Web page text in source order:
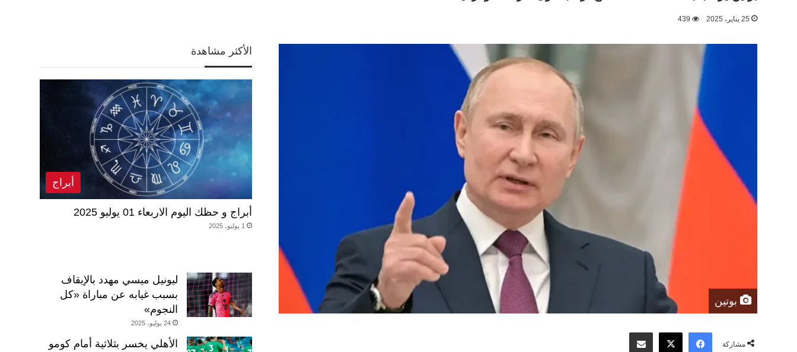
25 يناير، 2025 439
بوتين
مشاركة
فيسبوك
‫X مشاركة عبر البريد
الأكثر مشاهدة
أبراج
أبراج و حظك اليوم الاربعاء 01 يوليو 2025
1 يوليو، 2025
ليونيل ميسي مهدد بالإيقاف
بسبب غيابه عن مباراة «كل
النجوم»
24 يوليو، 2025
الأهلي يخسر بثلاثية أمام كومو